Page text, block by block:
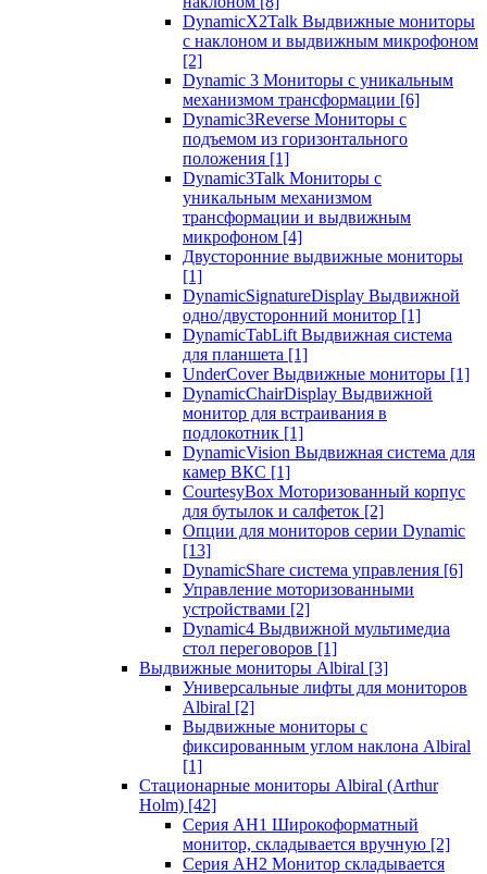
DynamicX2Talk Выдвижные мониторы
с наклоном и выдвижным микрофоном
[2]
Dynamic 3 Мониторы с уникальным
механизмом трансформации [6]
Dynamic3Reverse Мониторы с
подъемом из горизонтального
положения [1]
Dynamic3Talk Мониторы с
уникальным механизмом
трансформации и выдвижным
микрофоном [4]
Двусторонние выдвижные мониторы
[1]
DynamicSignatureDisplay Выдвижной
одно/двусторонний монитор [1]
DynamicTabLift Выдвижная система
для планшета [1]
UnderCover Выдвижные мониторы [1]
DynamicChairDisplay Выдвижной
монитор для встраивания в
подлокотник [1]
DynamicVision Выдвижная система для
камер ВКС [1]
CourtesyBox Моторизованный корпус
для бутылок и салфеток [2]
Опции для мониторов серии Dynamic
[13]
DynamicShare система управления [6]
Управление моторизованными
устройствами [2]
Dynamic4 Выдвижной мультимедиа
стол переговоров [1]
Выдвижные мониторы Albiral [3]
Универсальные лифты для мониторов
Albiral [2]
Выдвижные мониторы с
фиксированным углом наклона Albiral
[1]
Стационарные мониторы Albiral (Arthur
Holm) [42]
Серия AH1 Широкоформатный
монитор, складывается вручную [2]
Серия AH2 Монитор складывается